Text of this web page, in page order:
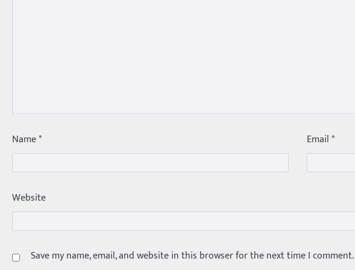
Name* Email*
Website
Save my name, email, and website in this browser for the next time I comment.